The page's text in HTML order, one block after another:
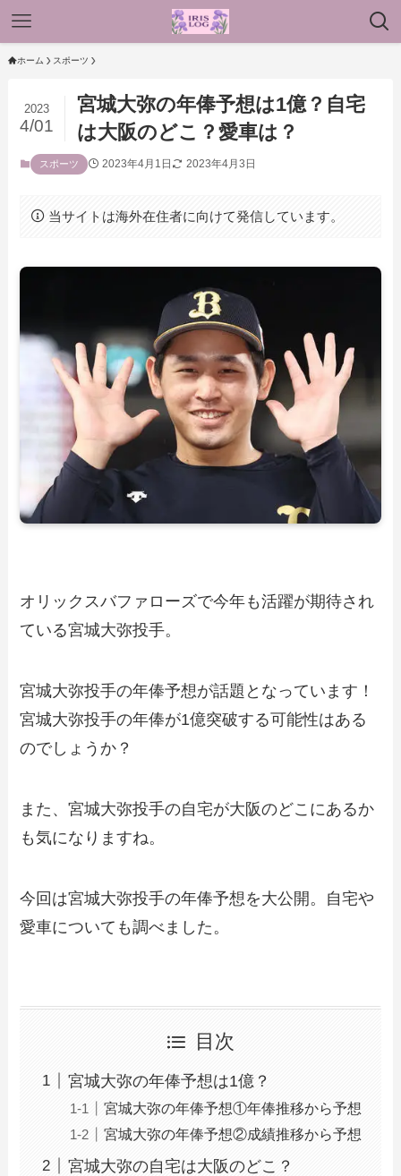
ホーム スポーツ
宮城大弥の年俸予想は1億？自宅
は大阪のどこ？愛車は？
2023
4/01
スポーツ 2023年4月1日 2023年4月3日
当サイトは海外在住者に向けて発信しています。
オリックスバファローズで今年も活躍が期待され
ている宮城大弥投手。
宮城大弥投手の年俸予想が話題となっています！
宮城大弥投手の年俸が1億突破する可能性はある
のでしょうか？
また、宮城大弥投手の自宅が大阪のどこにあるか
も気になりますね。
今回は宮城大弥投手の年俸予想を大公開。自宅や
愛車についても調べました。
目次
宮城大弥の年俸予想は1億？
宮城大弥の年俸予想①年俸推移から予想
宮城大弥の年俸予想②成績推移から予想
宮城大弥の自宅は大阪のどこ？